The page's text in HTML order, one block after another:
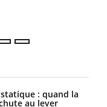
: quand la
au lever